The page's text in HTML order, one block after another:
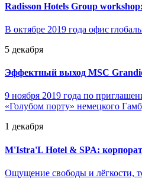
Radisson Hotels Group
В октябре 2019 года офис
5 декабря
Эффектный выход MSC
9 ноября 2019 года по
«Голубом порту» немецкого
1 декабря
M'Istra'L Hotel & SPA:
Ощущение свободы и лёгкости,